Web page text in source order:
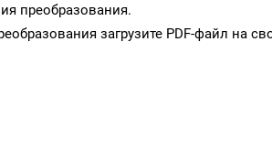
преобразования.
загрузите PDF-файл на